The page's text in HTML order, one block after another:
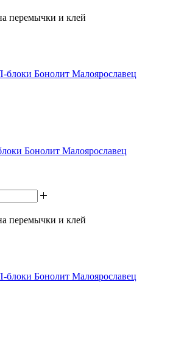
перемычки и клей
Бонолит Малоярославец
перемычки и клей